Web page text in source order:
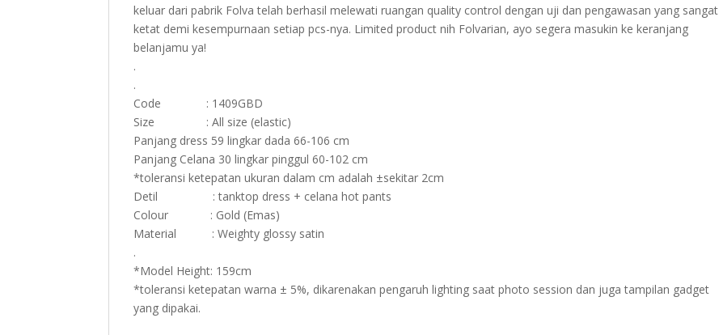
keluar dari pabrik Folva telah berhasil melewati ruangan quality control dengan uji dan pengawasan yang sangat
ketat demi kesempurnaan setiap pcs-nya. Limited product nih Folvarian, ayo segera masukin ke keranjang
belanjamu ya!
.
.
Code : 1409GBD
Size : All size (elastic)
Panjang dress 59 lingkar dada 66-106 cm
Panjang Celana 30 lingkar pinggul 60-102 cm
*toleransi ketepatan ukuran dalam cm adalah ±sekitar 2cm
Detil : tanktop dress + celana hot pants
Colour : Gold (Emas)
Material : Weighty glossy satin
.
*Model Height: 159cm
*toleransi ketepatan warna ± 5%, dikarenakan pengaruh lighting saat photo session dan juga tampilan gadget
yang dipakai.